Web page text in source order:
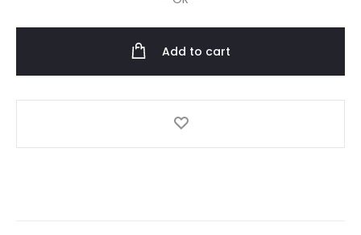
Add to cart